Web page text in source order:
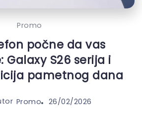
Promo
počne da vas
Galaxy S26 serija i
pametnog dana
Promo 26/02/2026